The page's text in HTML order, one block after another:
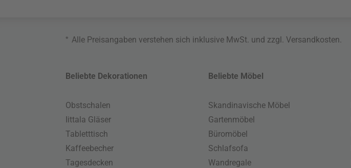
* Alle Preisangaben verstehen sich inklusive MwSt. und zzgl.Versandkosten
Beliebte Dekorationen
Obstschalen
Iittala Gläser
Tabletttisch
Kaffeebecher
Tagesdecken
Beliebte Möbel
Skandinavische Möbel
Gartenmöbel
Büromöbel
Schlafsofa
Wandregale